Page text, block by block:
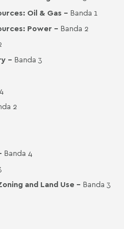
Oil & Gas - Banda 1
Power - Banda 2
- Banda 3
2
Banda 4
and Land Use - Banda 3